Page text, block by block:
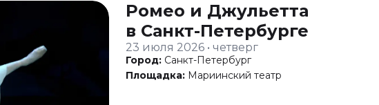
Ромео и Джульетта
в Санкт-Петербурге
23 июля 2026 • четверг
Город: Санкт-Петербург
Площадка: Мариинский театр